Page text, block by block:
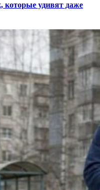
которые удивят даже